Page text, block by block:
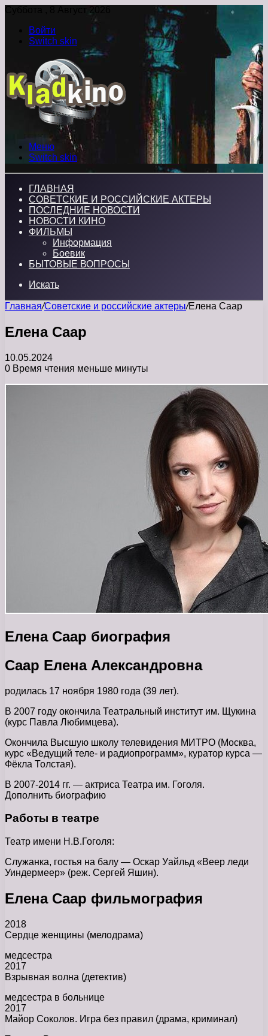
Суббота , 8 Август 2026
Войти
Switch skin
Меню
Switch skin
ГЛАВНАЯ
СОВЕТСКИЕ И РОССИЙСКИЕ АКТЕРЫ
ПОСЛЕДНИЕ НОВОСТИ
НОВОСТИ КИНО
ФИЛЬМЫ
Информация
Боевик
БЫТОВЫЕ ВОПРОСЫ
Искать
Главная/Советские и российские актеры/Елена Саар
Елена Саар
10.05.2024
0 Время чтения меньше минуты
Елена Саар биография
Саар Елена Александровна
родилась 17 ноября 1980 года (39 лет).
В 2007 году окончила Театральный институт им. Щукина
(курс Павла Любимцева).
Окончила Высшую школу телевидения МИТРО (Москва,
курс «Ведущий теле- и радиопрограмм», куратор курса —
Фёкла Толстая).
В 2007-2014 гг. — актриса Театра им. Гоголя.
Дополнить биографию
Работы в театре
Театр имени Н.В.Гоголя:
Служанка, гостья на балу — Оскар Уайльд «Веер леди
Уиндермеер» (реж. Сергей Яшин).
Елена Саар фильмография
2018
Сердце женщины (мелодрама)
медсестра
2017
Взрывная волна (детектив)
медсестра в больнице
2017
Майор Соколов. Игра без правил (драма, криминал)